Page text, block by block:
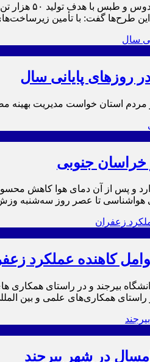
مرحله
این طرح‌ها گفت: با تأمین
روزهای پایانی سال
استان خواست مدیریت بهینه
خراسان جنوبی
دارد و پس از آن دمای هوا
هواشناسی تا عصر روز سه‌شنبه
کاهنده عملکرد
بیرجند و در راستای همکاری
همکاری‌های علمی و بین